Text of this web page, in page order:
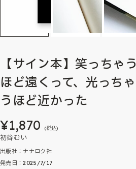
【サイン本】笑っちゃう
ほど遠くって、光っちゃ
うほど近かった
¥1,870 (税込)
初谷むい
出版社：ナナロク社
発売日：2025/7/17